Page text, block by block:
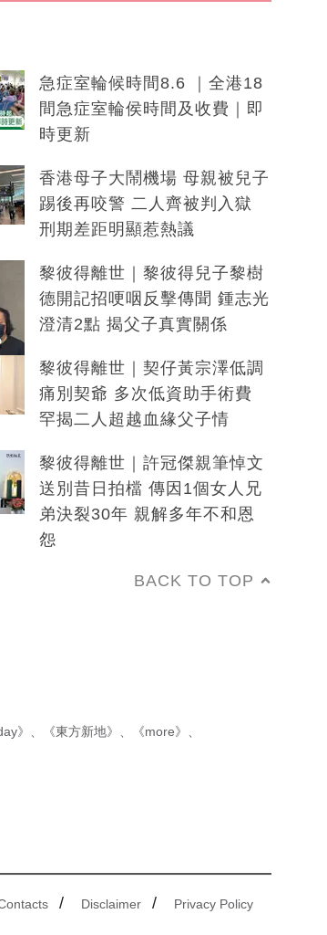
急症室輪候時間8.6 ｜全港18
間急症室輪侯時間及收費｜即
時更新
香港母子大鬧機場 母親被兒子
踢後再咬警 二人齊被判入獄
刑期差距明顯惹熱議
黎彼得離世｜黎彼得兒子黎樹
德開記招哽咽反擊傳聞 鍾志光
澄清2點 揭父子真實關係
黎彼得離世｜契仔黃宗澤低調
痛別契爺 多次低資助手術費
罕揭二人超越血緣父子情
黎彼得離世｜許冠傑親筆悼文
送別昔日拍檔 傳因1個女人兄
弟決裂30年 親解多年不和恩
怨
BACK TO TOP
》 《東方新地》 《more》
/ Disclaimer / Privacy Policy